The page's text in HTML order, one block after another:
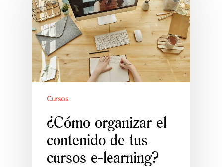
Cursos
¿Cómo organizar el
contenido de tus
cursos e-learning?